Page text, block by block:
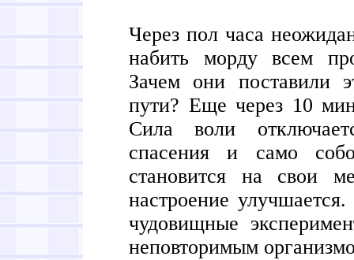
Через пол часа
набить морду всем
Зачем они поставили
пути? Еще через 10
Сила воли
спасения и само
становится на свои
настроение
чудовищные
неповторимым